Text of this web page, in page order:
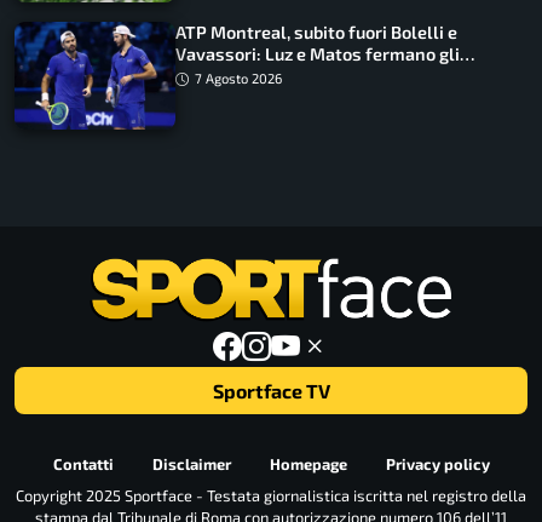
ATP Montreal, subito fuori Bolelli e
Vavassori: Luz e Matos fermano gli
azzurri
7 Agosto 2026
Sportface TV
Contatti Disclaimer Homepage
Privacy policy
Copyright 2025 Sportface - Testata giornalistica iscritta nel registro della
stampa dal Tribunale di Roma con autorizzazione numero 106 dell’11